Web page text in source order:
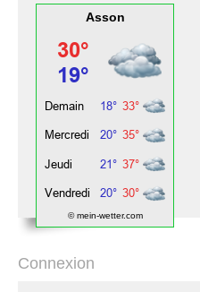
Asson
© mein-wetter.com
Connexion